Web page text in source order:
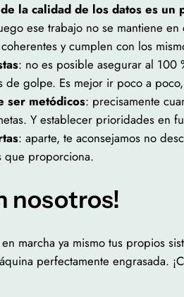
la calidad de los datos es un
ese trabajo no se mantiene
y cumplen con los
: no es posible asegurar al 100
de golpe. Es mejor ir poco a
ser metódicos: precisamente
Y establecer prioridades en
: aparte, te aconsejamos no
que proporciona.
nosotros!
marcha ya mismo tus propios
perfectamente engrasada.